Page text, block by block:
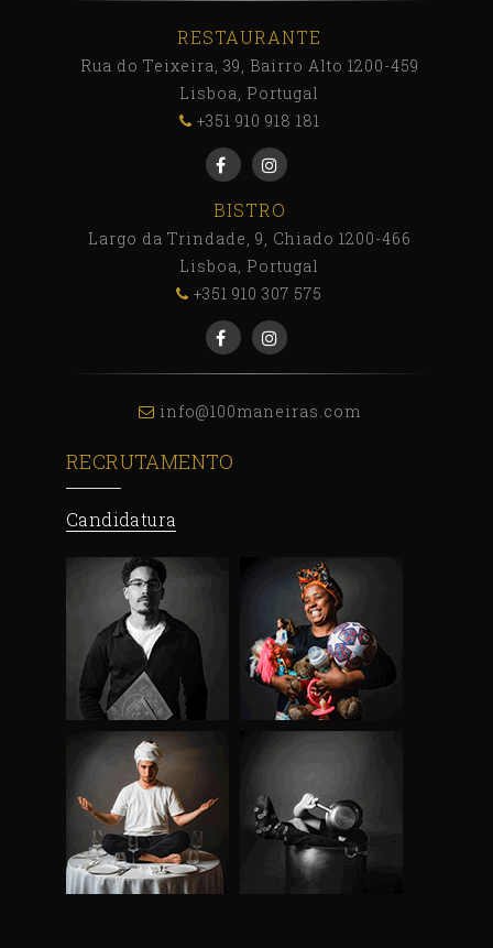
RESTAURANTE
Rua do Teixeira, 39, Bairro Alto 1200-459
Lisboa, Portugal
+351 910 918 181
BISTRO
Largo da Trindade, 9, Chiado 1200-466
Lisboa, Portugal
+351 910 307 575
info@100maneiras.com
RECRUTAMENTO
Candidatura